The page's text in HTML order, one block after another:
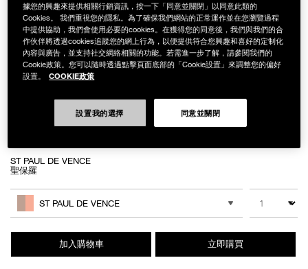
Details
/zh/4%E8%89%B2%E7%9C%BC%E5%BD%A9%E7%9B%A4/
NB000001537
4色眼彩盤
NT$2,000
ST PAUL DE VENCE
聖保羅
to
cart
Actions
其他色系
ST PAUL DE VENCE
數量
加入購物車 立即購買
據您的興趣來提供相關行銷資訊，按一下「同意並關閉」以同意此類的
Cookies。 我們重視您的隱私。為了確保我們網站的正常運作並在您瀏覽過程
中提供協助，我們會使用必要的cookies。在獲得您的同意後，我們與我們的合
作伙伴將透過cookies追蹤您的網上行為，以便提供符合您興趣和喜好的定制化
內容與廣告，並支持社交網絡相關的功能。若需進一步了解，請參閱我們的
Cookie政策。您可以隨時透過點擊頁面底部的「Cookie設置」來調整您的偏好
設置。
COOKIE政策
設置我的選擇 同意並關閉